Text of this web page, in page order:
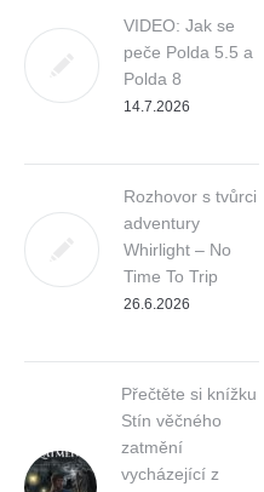
VIDEO: Jak se
peče Polda 5.5 a
Polda 8
14.7.2026
Rozhovor s tvůrci
adventury
Whirlight – No
Time To Trip
26.6.2026
Přečtěte si knížku
Stín věčného
zatmění
vycházející z